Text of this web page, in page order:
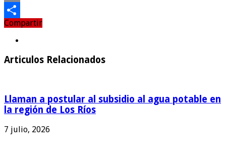
Email
Compartir
Compartir
Articulos Relacionados
Llaman a postular al subsidio al agua potable en
la región de Los Ríos
7 julio, 2026